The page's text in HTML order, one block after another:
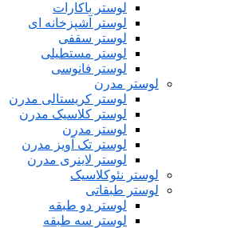
لوستر باکارات
لوستر آشپزخانه ای
لوستر سقفی
لوستر مستطیلی
لوستر فانوسی
لوستر مدرن
لوستر کریستالی مدرن
لوستر کلاسیک مدرن
لوستر مدرن
لوستر تک آویز مدرن
لوستر لاینری مدرن
لوستر نئوکلاسیک
لوستر طبقاتی
لوستر دو طبقه
لوستر سه طبقه